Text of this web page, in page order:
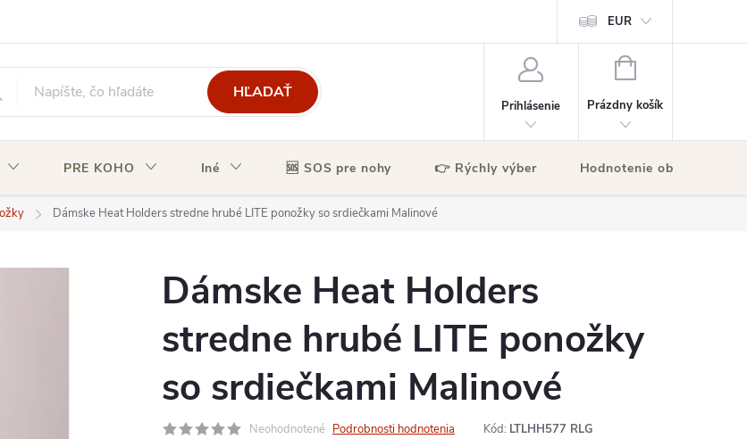
EUR
HĽADAŤ
Prihlásenie
NÁKUPNÝ
Prázdny košík
PRE KOHO Iné 🆘 SOS pre nohy 👉 Rýchly výber Hodnotenie obchodu
Dámske Heat Holders stredne hrubé LITE ponožky so srdiečkami Malinové
Dámske Heat Holders
stredne hrubé LITE ponožky
so srdiečkami Malinové
Neohodnotené Podrobnosti hodnotenia Kód: LTLHH577 RLG